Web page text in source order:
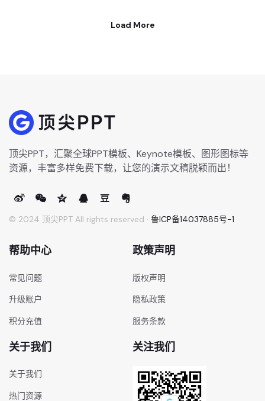
Load More
顶尖PPT，汇聚全球PPT模板、Keynote模板、图形图标等
资源，丰富多样免费下载，让您的演示文稿脱颖而出！
© 2024 顶尖PPT All rights reserved · 鲁ICP备14037885号-1
帮助中心
常见问题
升级账户
积分充值
政策声明
版权声明
隐私政策
服务条款
关于我们
关于我们
热门资源
关注我们